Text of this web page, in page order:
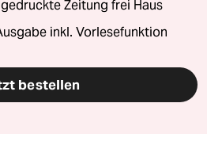
Zeitung frei Haus
inkl. Vorlesefunktion
bestellen